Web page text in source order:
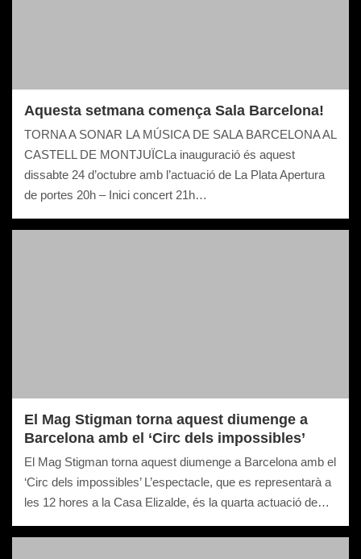
Aquesta setmana comença Sala Barcelona!
TORNA A SONAR LA MÚSICA DE SALA BARCELONA AL
CASTELL DE MONTJUÏCLa inauguració és aquest
dissabte 24 d’octubre amb l’actuació de La Plata Apertura
de portes 20h – Inici concert 21h…
El Mag Stigman torna aquest diumenge a
Barcelona amb el ‘Circ dels impossibles’
El Mag Stigman torna aquest diumenge a Barcelona amb el
‘Circ dels impossibles’ L’espectacle, que es representarà a
les 12 hores a la Casa Elizalde, és la quarta actuació de…